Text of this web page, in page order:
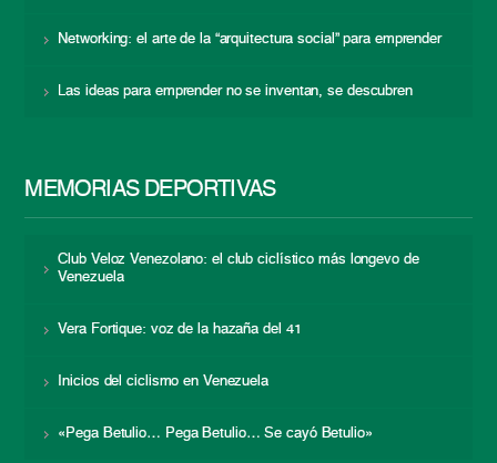
Networking: el arte de la “arquitectura social” para emprender
Las ideas para emprender no se inventan, se descubren
MEMORIAS DEPORTIVAS
Club Veloz Venezolano: el club ciclístico más longevo de
Venezuela
Vera Fortique: voz de la hazaña del 41
Inicios del ciclismo en Venezuela
«Pega Betulio… Pega Betulio… Se cayó Betulio»